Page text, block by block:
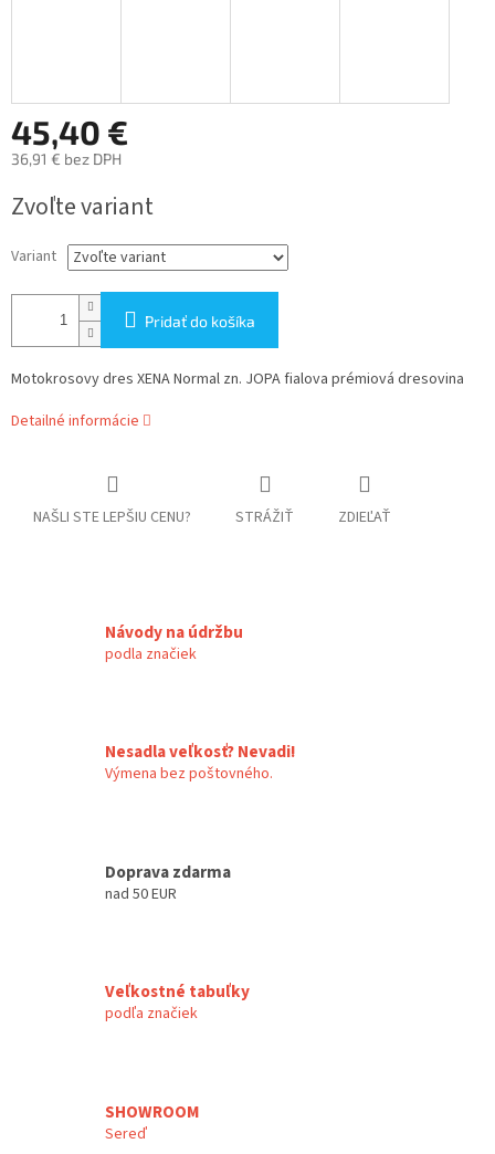
45,40 €
36,91 € bez DPH
cena:
Zvoľte variant
Variant
Pridať do košíka
Motokrosovy dres XENA Normal zn. JOPA fialova prémiová dresovina
Detailné informácie
NAŠLI STE LEPŠIU CENU? STRÁŽIŤ ZDIEĽAŤ
Návody na údržbu
podla značiek
Nesadla veľkosť? Nevadi!
Výmena bez poštovného.
Doprava zdarma
nad 50 EUR
Veľkostné tabuľky
podľa značiek
SHOWROOM
Sereď